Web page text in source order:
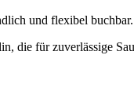
und flexibel buchbar.
die für zuverlässige